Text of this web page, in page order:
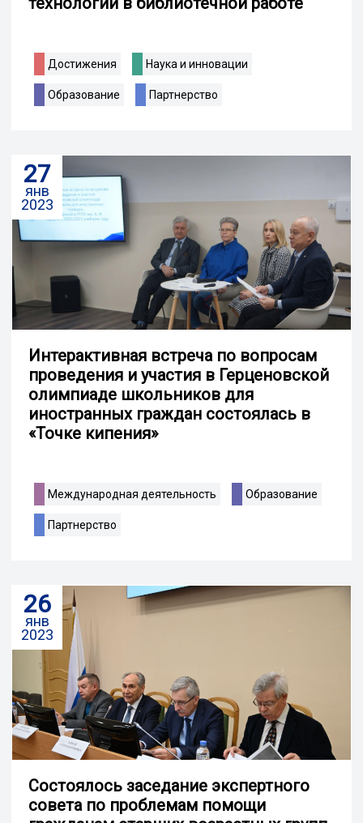
Достижения Наука и инновации
Образование Партнерство
27
янв
2023
Интерактивная встреча по вопросам
проведения и участия в Герценовской
олимпиаде школьников для
иностранных граждан состоялась в
«Точке кипения»
Международная деятельность Образование
Партнерство
26
янв
2023
Состоялось заседание экспертного
совета по проблемам помощи